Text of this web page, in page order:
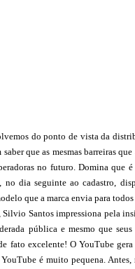
do ponto de vista da
que as mesmas barreiras
no futuro. Domina que
dia seguinte ao cadastro,
que a marca envia para
Santos impressiona pela
pública e mesmo que
fato excelente! O YouTube
é muito pequena.